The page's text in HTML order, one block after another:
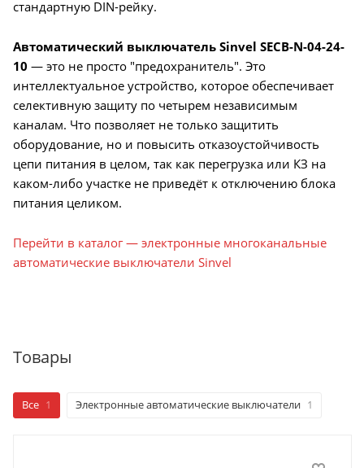
стандартную DIN-рейку.
Автоматический выключатель Sinvel SECB-N-04-24-
10 — это не просто "предохранитель". Это
интеллектуальное устройство, которое обеспечивает
селективную защиту по четырем независимым
каналам. Что позволяет не только защитить
оборудование, но и повысить отказоустойчивость
цепи питания в целом, так как перегрузка или КЗ на
каком-либо участке не приведёт к отключению блока
питания целиком.
Перейти в каталог — электронные многоканальные
автоматические выключатели Sinvel
Товары
Все 1 Электронные автоматические выключатели 1